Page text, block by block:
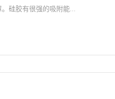
硅胶有很强的吸附能...